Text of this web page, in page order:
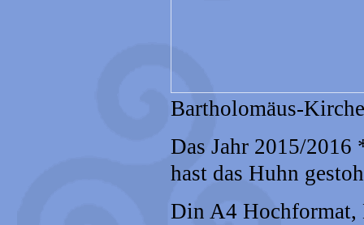
Bartholomäus-
Das Jahr 2015/
hast das Huhn
Din A4 Hochformat,